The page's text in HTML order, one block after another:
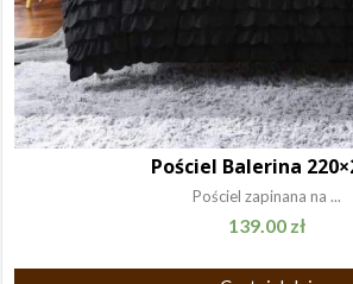
Pościel Balerina
Pościel zapinana na ...
139.00 zł